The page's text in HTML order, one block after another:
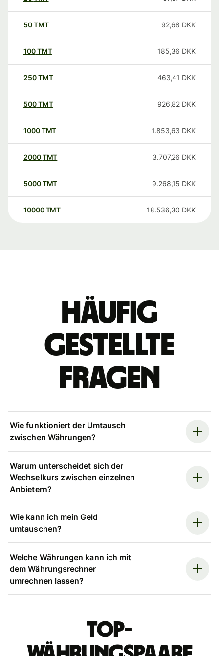
50TMT 92,68 DKK
100TMT 185,36 DKK
250TMT 463,41 DKK
500TMT 926,82 DKK
1000TMT 1.853,63 DKK
2000TMT 3.707,26 DKK
5000TMT 9.268,15 DKK
10000 TMT 18.536,30 DKK
Häufig
gestellte
Fragen
Wie funktioniert der Umtausch
zwischen Währungen?
Warum unterscheidet sich der
Wechselkurs zwischen einzelnen
Anbietern?
Wie kann ich mein Geld
umtauschen?
Welche Währungen kann ich mit
dem Währungsrechner
umrechnen lassen?
Top-